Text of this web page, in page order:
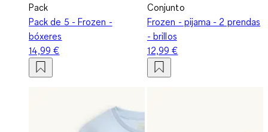
Pack
Pack de 5 - Frozen -
bóxeres
14,99 €
Conjunto
Frozen - pijama - 2 prendas
- brillos
12,99 €